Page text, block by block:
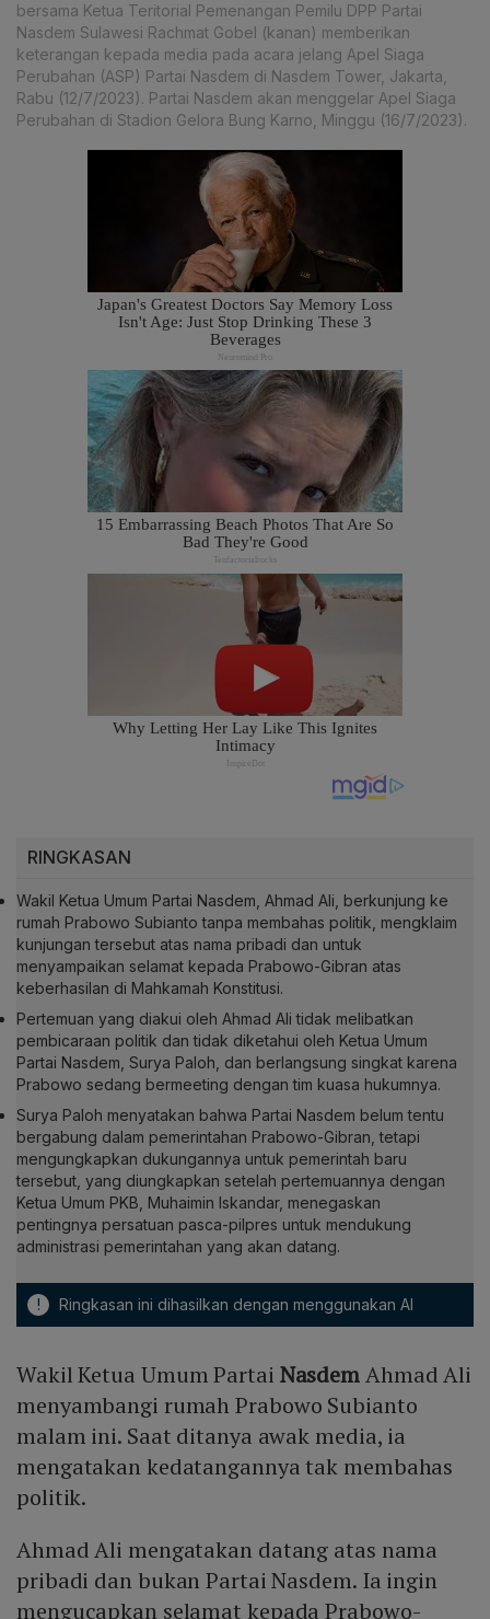
bersama Ketua Teritorial Pemenangan Pemilu DPP Partai
Nasdem Sulawesi Rachmat Gobel (kanan) memberikan
keterangan kepada media pada acara jelang Apel Siaga
Perubahan (ASP) Partai Nasdem di Nasdem Tower, Jakarta,
Rabu (12/7/2023). Partai Nasdem akan menggelar Apel Siaga
Perubahan di Stadion Gelora Bung Karno, Minggu (16/7/2023).
RINGKASAN
Wakil Ketua Umum Partai Nasdem, Ahmad Ali, berkunjung ke
rumah Prabowo Subianto tanpa membahas politik, mengklaim
kunjungan tersebut atas nama pribadi dan untuk
menyampaikan selamat kepada Prabowo-Gibran atas
keberhasilan di Mahkamah Konstitusi.
Pertemuan yang diakui oleh Ahmad Ali tidak melibatkan
pembicaraan politik dan tidak diketahui oleh Ketua Umum
Partai Nasdem, Surya Paloh, dan berlangsung singkat karena
Prabowo sedang bermeeting dengan tim kuasa hukumnya.
Surya Paloh menyatakan bahwa Partai Nasdem belum tentu
bergabung dalam pemerintahan Prabowo-Gibran, tetapi
mengungkapkan dukungannya untuk pemerintah baru
tersebut, yang diungkapkan setelah pertemuannya dengan
Ketua Umum PKB, Muhaimin Iskandar, menegaskan
pentingnya persatuan pasca-pilpres untuk mendukung
administrasi pemerintahan yang akan datang.
! Ringkasan ini dihasilkan dengan menggunakan AI
Wakil Ketua Umum Partai NasdemAhmad Ali
menyambangi rumah Prabowo Subianto
malam ini. Saat ditanya awak media, ia
mengatakan kedatangannya tak membahas
politik.
Ahmad Ali mengatakan datang atas nama
pribadi dan bukan Partai Nasdem. Ia ingin
mengucapkan selamat kepada Prabowo-